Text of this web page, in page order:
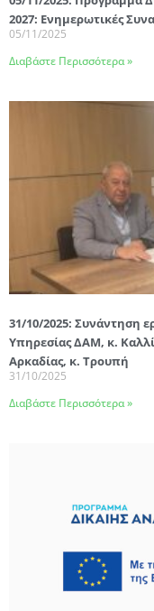
2027: Ενημερωτικές
05/11/2025
Διαβάστε Περισσότερα »
31/10/2025: Συνάντηση
Υπηρεσίας ΔΑΜ, κ.
Αρκαδίας, κ. Τρουπή
31/10/2025
Διαβάστε Περισσότερα »